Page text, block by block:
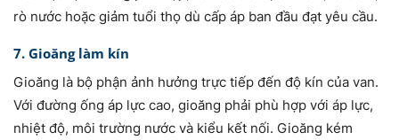
rò nước hoặc giảm tuổi thọ dù cấp áp ban đầu đạt yêu cầu.
7. Gioăng làm kín
Gioăng là bộ phận ảnh hưởng trực tiếp đến độ kín của van.
Với đường ống áp lực cao, gioăng phải phù hợp với áp lực,
nhiệt độ, môi trường nước và kiểu kết nối. Gioăng kém